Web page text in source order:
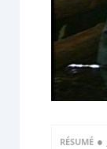
RÉSUMÉ ●